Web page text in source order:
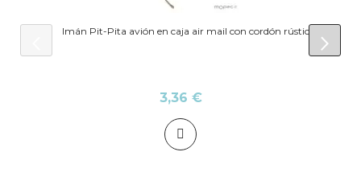
Imán Pit-Pita avión en caja air mail con cordón rústico
3,36 €